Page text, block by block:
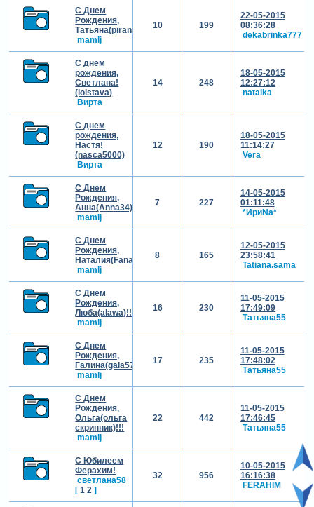
С Днем
Рождения,
Татьяна(pirantka)!!!
mamlj
10 199
22-05-2015
08:36:28
dekabrinka777
С днем
рождения,
Светлана!
(loistava)
Вирта
14 248
18-05-2015
12:27:12
natalka
С днем
рождения,
Настя!
(nasca5000)
Вирта
12 190
18-05-2015
11:14:27
Vera
С Днем
Рождения,
Анна(Anna34)!!!
mamlj
7 227
14-05-2015
01:11:48
*ИриNа*
С Днем
Рождения,
Наталия(Fanatka)!!!
mamlj
8 165
12-05-2015
23:58:41
Tatiana.sama
С Днем
Рождения,
Люба(alawa)!!!
mamlj
16 230
11-05-2015
17:49:09
Татьяна55
С Днем
Рождения,
Галина(gala57)!!!
mamlj
17 235
11-05-2015
17:48:02
Татьяна55
С Днем
Рождения,
Ольга(ольга
скрипник)!!!
mamlj
22 442
11-05-2015
17:46:45
Татьяна55
С Юбилеем
Ферахим!
светлана58
[ 1 2 ]
32 956
10-05-2015
16:16:38
FERAHIM